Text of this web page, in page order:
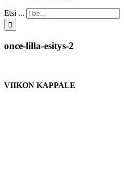
Etsi ...
once-lilla-esitys-2
VIIKON KAPPALE